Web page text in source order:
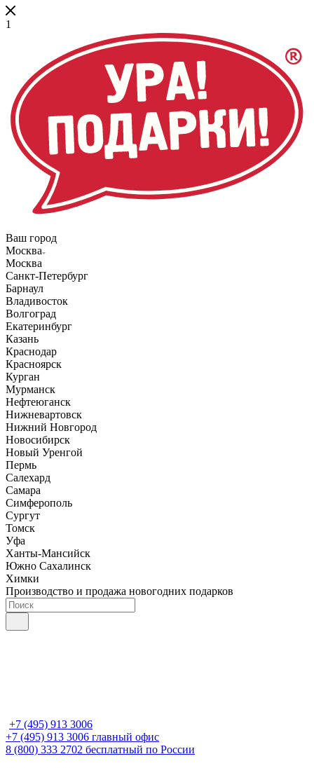
1
Ваш город
Москва
Москва
Санкт-Петербург
Барнаул
Владивосток
Волгоград
Екатеринбург
Казань
Краснодар
Красноярск
Курган
Мурманск
Нефтеюганск
Нижневартовск
Нижний Новгород
Новосибирск
Новый Уренгой
Пермь
Салехард
Самара
Симферополь
Сургут
Томск
Уфа
Ханты-Мансийск
Южно Сахалинск
Химки
Производство и продажа новогодних подарков
+7 (495) 913 3006
+7 (495) 913 3006 главный офис
8 (800) 333 2702 бесплатный по России